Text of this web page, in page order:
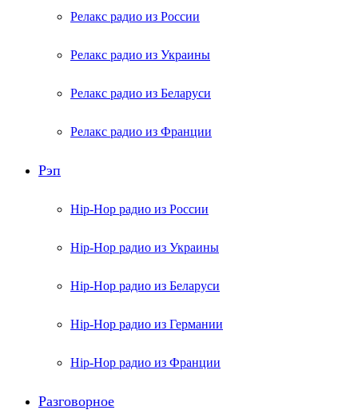
Релакс радио из России
Релакс радио из Украины
Релакс радио из Беларуси
Релакс радио из Франции
Рэп
Hip-Hop радио из России
Hip-Hop радио из Украины
Hip-Hop радио из Беларуси
Hip-Hop радио из Германии
Hip-Hop радио из Франции
Разговорное